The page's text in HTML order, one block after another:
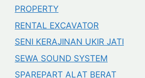
PROPERTY
RENTAL EXCAVATOR
SENI KERAJINAN UKIR JATI
SEWA SOUND SYSTEM
SPAREPART ALAT BERAT